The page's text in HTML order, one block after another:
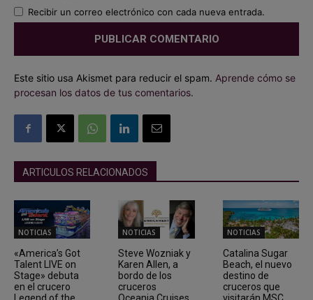
Recibir un correo electrónico con cada nueva entrada.
Este sitio usa Akismet para reducir el spam. Aprende cómo se
procesan los datos de tus comentarios.
ARTICULOS RELACIONADOS
NOTICIAS
«America’s Got
Talent LIVE on
Stage» debuta
en el crucero
Legend of the
NOTICIAS
Steve Wozniak y
Karen Allen, a
bordo de los
cruceros
Oceania Cruises
NOTICIAS
Catalina Sugar
Beach, el nuevo
destino de
cruceros que
visitarán MSC